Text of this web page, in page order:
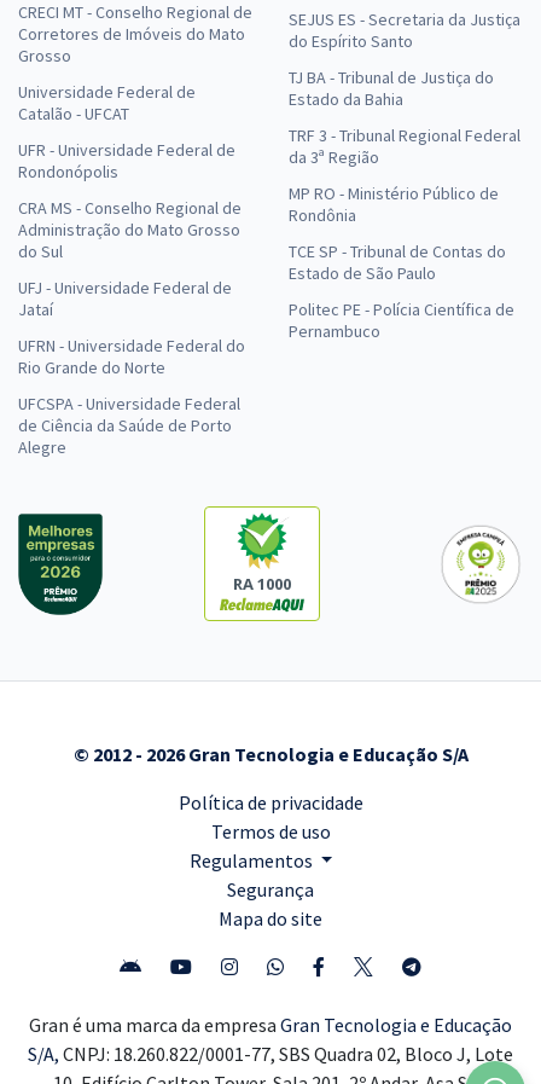
CRECI MT - Conselho Regional de
Corretores de Imóveis do Mato
Grosso
Universidade Federal de
Catalão - UFCAT
UFR - Universidade Federal de
Rondonópolis
CRA MS - Conselho Regional de
Administração do Mato Grosso
do Sul
UFJ - Universidade Federal de
Jataí
UFRN - Universidade Federal do
Rio Grande do Norte
UFCSPA - Universidade Federal
de Ciência da Saúde de Porto
Alegre
SEJUS ES - Secretaria da Justiça
do Espírito Santo
TJ BA - Tribunal de Justiça do
Estado da Bahia
TRF 3 - Tribunal Regional Federal
da 3ª Região
MP RO - Ministério Público de
Rondônia
TCE SP - Tribunal de Contas do
Estado de São Paulo
Politec PE - Polícia Científica de
Pernambuco
RA 1000
© 2012 - 2026 Gran Tecnologia e Educação S/A
Política de privacidade
Termos de uso
Regulamentos
Segurança
Mapa do site
Gran é uma marca da empresa Gran Tecnologia e Educação
S/A, CNPJ: 18.260.822/0001-77, SBS Quadra 02, Bloco J, Lote